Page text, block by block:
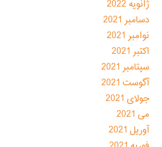
ژانویه 2022
دسامبر 2021
نوامبر 2021
اکتبر 2021
سپتامبر 2021
آگوست 2021
جولای 2021
می 2021
آوریل 2021